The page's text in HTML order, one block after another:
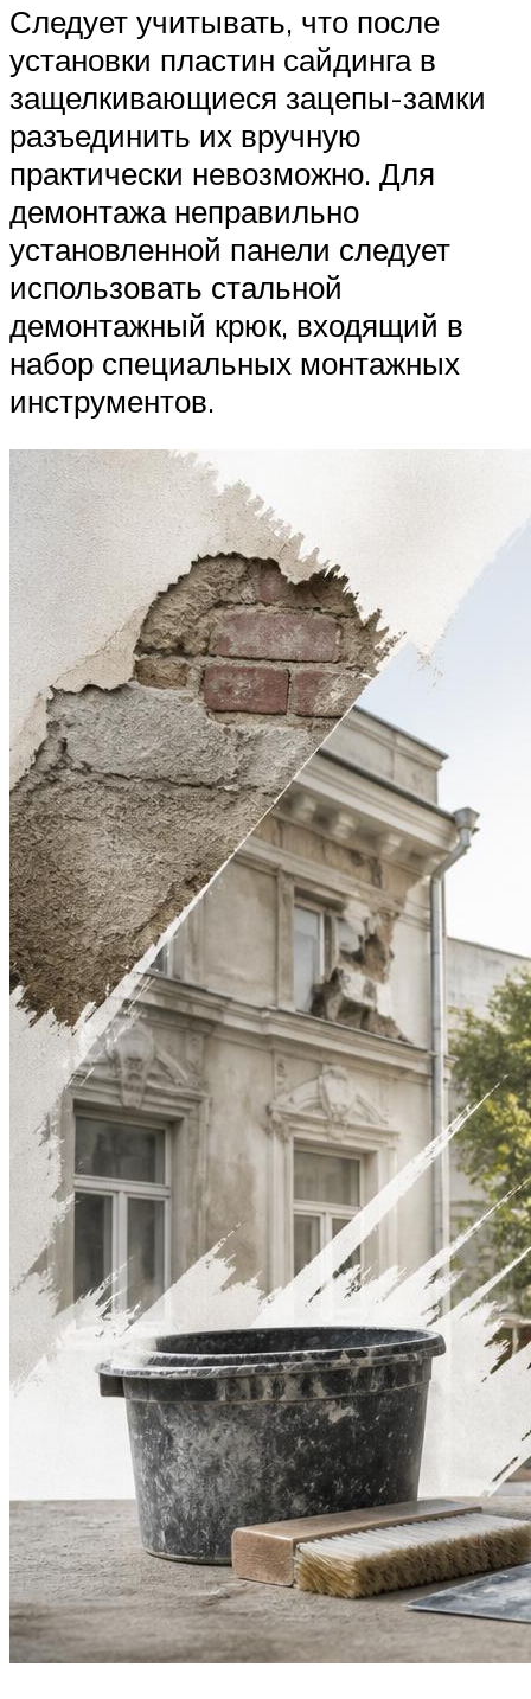
Следует учитывать, что после
установки пластин сайдинга в
защелкивающиеся зацепы-замки
разъединить их вручную
практически невозможно. Для
демонтажа неправильно
установленной панели следует
использовать стальной
демонтажный крюк, входящий в
набор специальных монтажных
инструментов.